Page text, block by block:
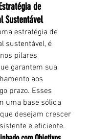
de
Sustentável
estratégia de
sustentável, é
pilares
garantem sua
aos
prazo. Esses
uma base sólida
desejam crescer
e eficiente.